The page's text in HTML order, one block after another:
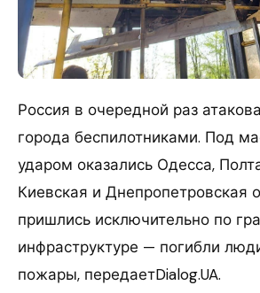
Россия в очередной раз
города беспилотниками. Под
ударом оказались Одесса,
Киевская и Днепропетровская
пришлись исключительно по
инфраструктуре — погибли
пожары, передаетDialog.UA.